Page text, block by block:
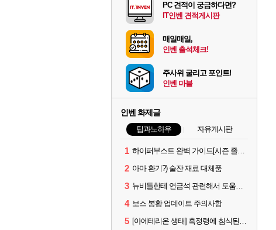
PC 견적이 궁금하다면?
IT인벤 견적게시판
매일매일,
인벤 출석체크!
주사위 굴리고 포인트!
인벤 마블
인벤 화제글
팁과노하우 자유게시판
1 하이퍼부스트 완벽 가이드[시즌 졸업 부터 공방합 750까지] _ 21시간 26분 컷 성장 꿀팁 총 정리
2 아마 환기?) 술잔 재료 대체품
3 뉴비들한테 연금석 관련해서 도움이 될까해서..(벨의심장 등)
4 보스 봉황 업데이트 주의사항
5 [아에테리온 생태] 흑정령에 침식된 검사/용병